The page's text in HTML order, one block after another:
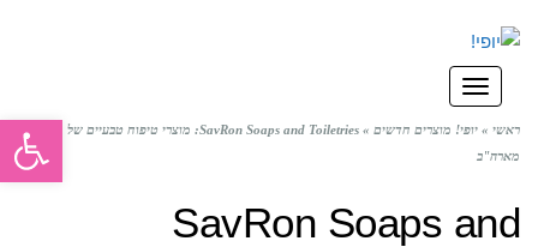
תפריט
ראשי » יופי! מוצרים חדשים »
SavRon Soaps and Toiletries: מוצרי טיפוח טבעיים של מותגים
מארה"ב
SavRon Soaps and
פתח